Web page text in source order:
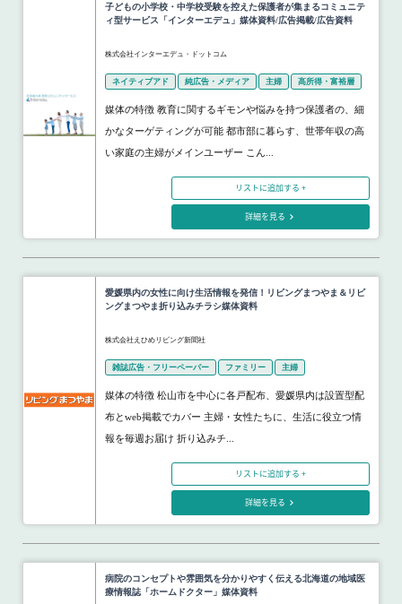
子どもの小学校・中学校受験を控えた保護者が集まるコミュニテ
ィ型サービス「インターエデュ」媒体資料/広告掲載/広告資料
株式会社インターエデュ・ドットコム
ネイティブアド 純広告・メディア 主婦 高所得・富裕層
媒体の特徴 教育に関するギモンや悩みを持つ保護者の、細
かなターゲティングが可能 都市部に暮らす、世帯年収の高
い家庭の主婦がメインユーザー こん...
リストに追加する +
詳細を見る
愛媛県内の女性に向け生活情報を発信！リビングまつやま＆リビ
ングまつやま折り込みチラシ媒体資料
株式会社えひめリビング新聞社
雑誌広告・フリーペーパー ファミリー 主婦
媒体の特徴 松山市を中心に各戸配布、愛媛県内は設置型配
布とweb掲載でカバー 主婦・女性たちに、生活に役立つ情
報を毎週お届け 折り込みチ...
リストに追加する +
詳細を見る
病院のコンセプトや雰囲気を分かりやすく伝える北海道の地域医
療情報誌「ホームドクター」媒体資料